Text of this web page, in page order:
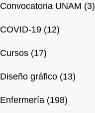
Convocatoria UNAM (3)
COVID-19 (12)
Cursos (17)
Diseño gráfico (13)
Enfermería (198)